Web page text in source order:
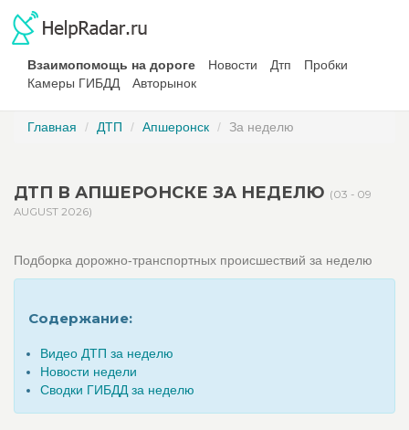
Взаимопомощь на дороге Новости Дтп
Пробки
Камеры ГИБДД
Авторынок
Главная ДТП Апшеронск За неделю
ДТП В АПШЕРОНСКЕ ЗА НЕДЕЛЮ (03 - 09
AUGUST 2026)
Подборка дорожно-транспортных происшествий за неделю
Содержание:
Видео ДТП за неделю
Новости недели
Сводки ГИБДД за неделю